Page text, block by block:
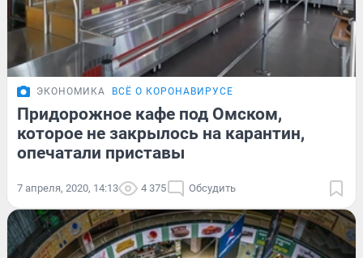
ЭКОНОМИКА ВСЁ О КОРОНАВИРУСЕ
Придорожное кафе под Омском,
которое не закрылось на карантин,
опечатали приставы
7 апреля, 2020, 14:13 4 375 Обсудить